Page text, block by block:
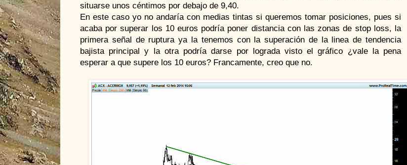
situarse unos céntimos por debajo de 9,40.
En este caso yo no andaría con medias tintas si queremos tomar posiciones, pues si
acaba por superar los 10 euros podría poner distancia con las zonas de stop loss, la
primera señal de ruptura ya la tenemos con la superación de la linea de tendencia
bajista principal y la otra podría darse por lograda visto el gráfico ¿vale la pena
esperar a que supere los 10 euros? Francamente, creo que no.